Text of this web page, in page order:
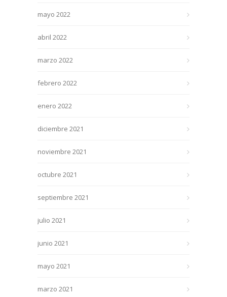
mayo 2022
abril 2022
marzo 2022
febrero 2022
enero 2022
diciembre 2021
noviembre 2021
octubre 2021
septiembre 2021
julio 2021
junio 2021
mayo 2021
marzo 2021